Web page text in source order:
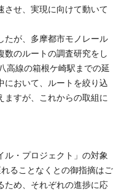
させ、実現に向けて動いて
たが、多摩都市モノレール
数のルートの調査研究をし
高線の箱根ケ崎駅までの延
において、ルートを絞り込
ますが、これからの取組に
ル・プロジェクト」の対象
ることなくとの御指摘はご
ため、それぞれの進捗に応